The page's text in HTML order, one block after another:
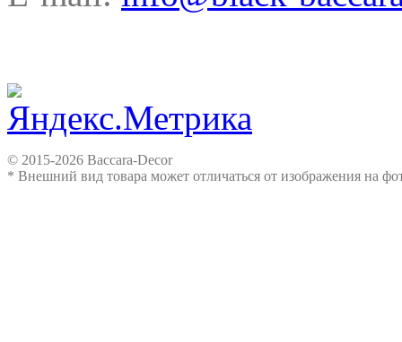
© 2015-2026 Baccara-Decor
* Внешний вид товара может отличаться от изображения на